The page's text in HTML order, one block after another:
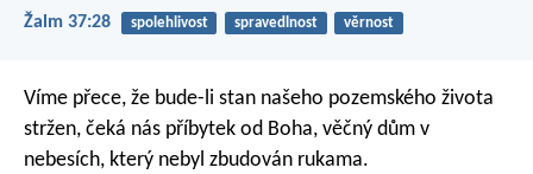
Žalm 37:28 spolehlivost spravedlnost věrnost
Víme přece, že bude-li stan našeho pozemského života
stržen, čeká nás příbytek od Boha, věčný dům v
nebesích, který nebyl zbudován rukama.